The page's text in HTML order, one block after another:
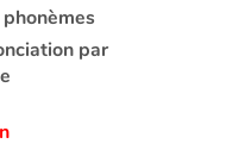
par